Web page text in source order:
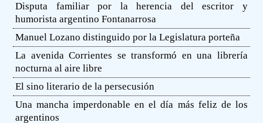
Disputa familiar por la herencia del escritor y
humorista argentino Fontanarrosa
Manuel Lozano distinguido por la Legislatura porteña
La avenida Corrientes se transformó en una librería
nocturna al aire libre
El sino literario de la persecusión
Una mancha imperdonable en el día más feliz de los
argentinos